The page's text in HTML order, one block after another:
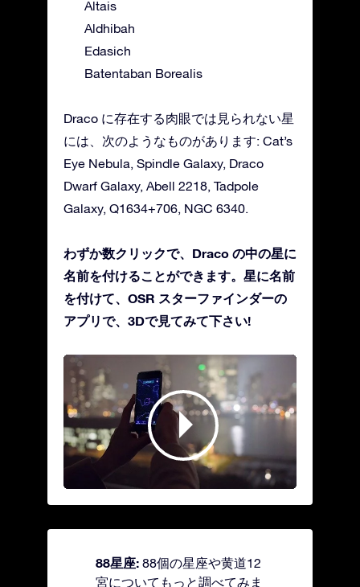
Altais
Aldhibah
Edasich
Batentaban Borealis
Draco に存在する肉眼では見られない星
には、次のようなものがあります: Cat’s
Eye Nebula, Spindle Galaxy, Draco
Dwarf Galaxy, Abell 2218, Tadpole
Galaxy, Q1634+706, NGC 6340.
わずか数クリックで、Draco の中の星に
名前を付けることができます。星に名前
を付けて、OSR スターファインダーの
アプリで、3Dで見てみて下さい!
88星座: 88個の星座や黄道12
宮についてもっと調べてみま